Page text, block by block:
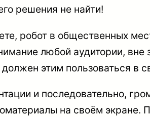
решения не найти!
робот в общественных
любой аудитории, вне
этим пользоваться в
и последовательно,
на своём